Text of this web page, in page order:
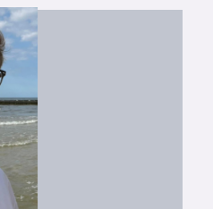
/ Jazz
Showtanz 2